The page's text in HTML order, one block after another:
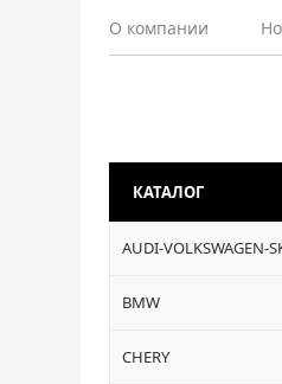
О компании
КАТАЛОГ
AUDI-VOLKSWAGEN-
BMW
CHERY